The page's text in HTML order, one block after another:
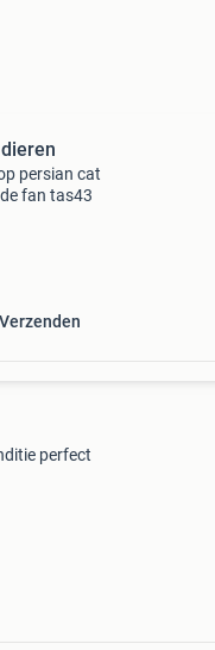
persian cat
fan tas43
perfect